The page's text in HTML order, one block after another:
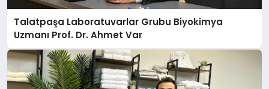
Talatpaşa Laboratuvarlar Grubu Biyokimya
Uzmanı Prof. Dr. Ahmet Var